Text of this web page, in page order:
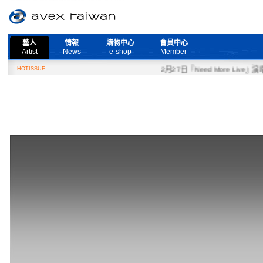
藝人
Artist
情報
News
購物中心
e-shop
會員中心
Member
HOTISSUE 2月27日『Need More Live』演唱